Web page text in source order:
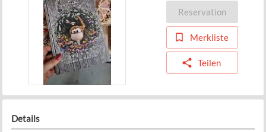
Reservation
Merkliste
Teilen
Details